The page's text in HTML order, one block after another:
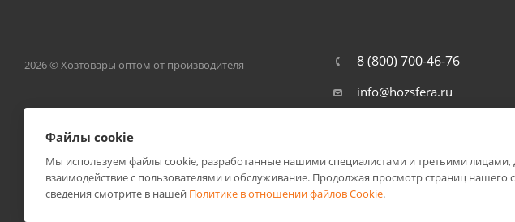
2026 © Хозтовары оптом от производителя 8 (800) 700-46-76
info@hozsfera.ru
Ильинка, ул.
Центральная, д. 19а, корп.
7
Файлы cookie
Мы используем файлы cookie, разработанные нашими специалистами и третьими лицами,
взаимодействие с пользователями и обслуживание. Продолжая просмотр страниц
сведения смотрите в нашей Политике в отношении файлов Cookie.